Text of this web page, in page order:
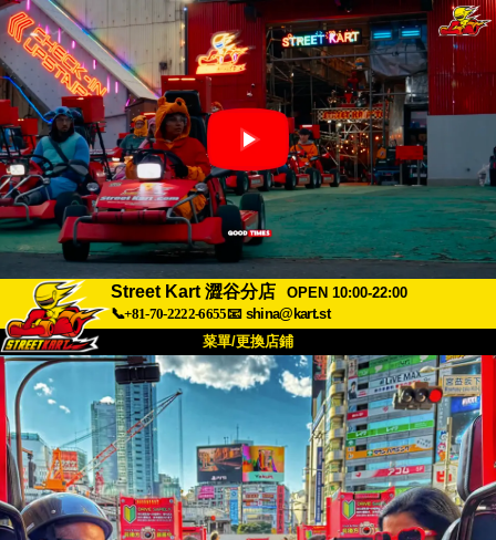
Street Kart 澀谷分店
OPEN 10:00-22:00
📞+81-70-2222-6655📧 shina@kart.st
菜單/更換店鋪
首頁
關於 規格 價格
交通方式 顧客聲音 常見問題
公司 預訂